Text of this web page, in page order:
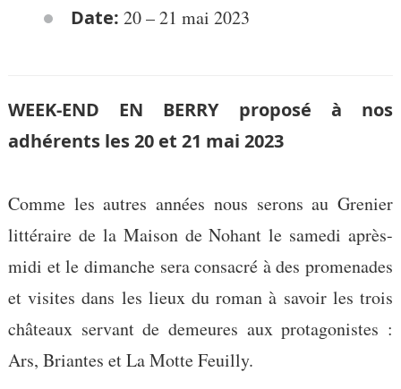
Date: 20–21 mai 2023
WEEK-END EN BERRY proposé à nos
adhérents les 20 et 21 mai 2023
Comme les autres années nous serons au Grenier
littéraire de la Maison de Nohant le samedi après-
midi et le dimanche sera consacré à des promenades
et visites dans les lieux du roman à savoir les trois
châteaux servant de demeures aux protagonistes :
Ars, Briantes et La Motte Feuilly.